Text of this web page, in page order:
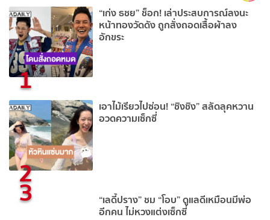
1
“เก่ง ธชย” ช็อก! เล่าประสบการณ์ลงนะ
หน้าทองวัดดัง ถูกสั่งถอดเสื้อผ้าลง
อักขระ
2
เอาไม้เรียวไปซ่อน! “ชิงชิง” สลัดลุคหวาน
อวดความเซ็กซี่
3 “เลดี้ปราง” ชม “โอบ” ดูแลดีเหมือนมีพ่อ
อีกคน ไม่หวงแต่งเซ็กซี่